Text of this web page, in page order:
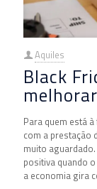
Aquiles
Black
Para quem está
com a prestação
muito
positiva quando
a economia gira